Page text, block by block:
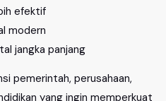
efektif
modern
jangka panjang
pemerintah, perusahaan,
yang ingin memperkuat